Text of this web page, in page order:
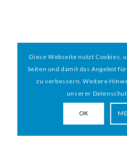
Diese Webseite nutzt Cookies,
Seiten und damit das Angebot
zu verbessern. Weitere
unserer
OK